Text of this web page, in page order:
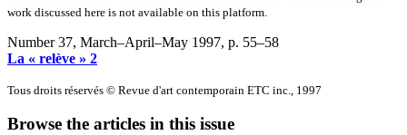
work discussed here is not available on this platform.
Number 37, March–April–May 1997, p. 55–58
La « relève » 2
Tous droits réservés © Revue d'art contemporain ETC inc., 1997
Browse the articles in this issue